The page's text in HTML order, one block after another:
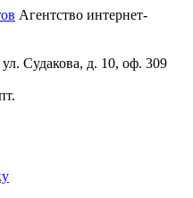
Агентство интернет-
ул. Судакова, д. 10, оф. 309